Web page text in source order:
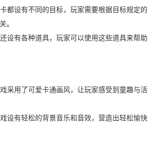
都设有不同的目标，玩家需要根据目标规定的
。
设有各种道具，玩家可以使用这些道具来帮助
采用了可爱卡通画风，让玩家感受到童趣与活
设有轻松的背景音乐和音效，营造出轻松愉快